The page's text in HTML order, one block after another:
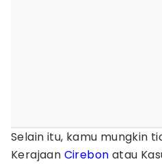
Selain itu, kamu mungkin
Kerajaan Cirebon atau